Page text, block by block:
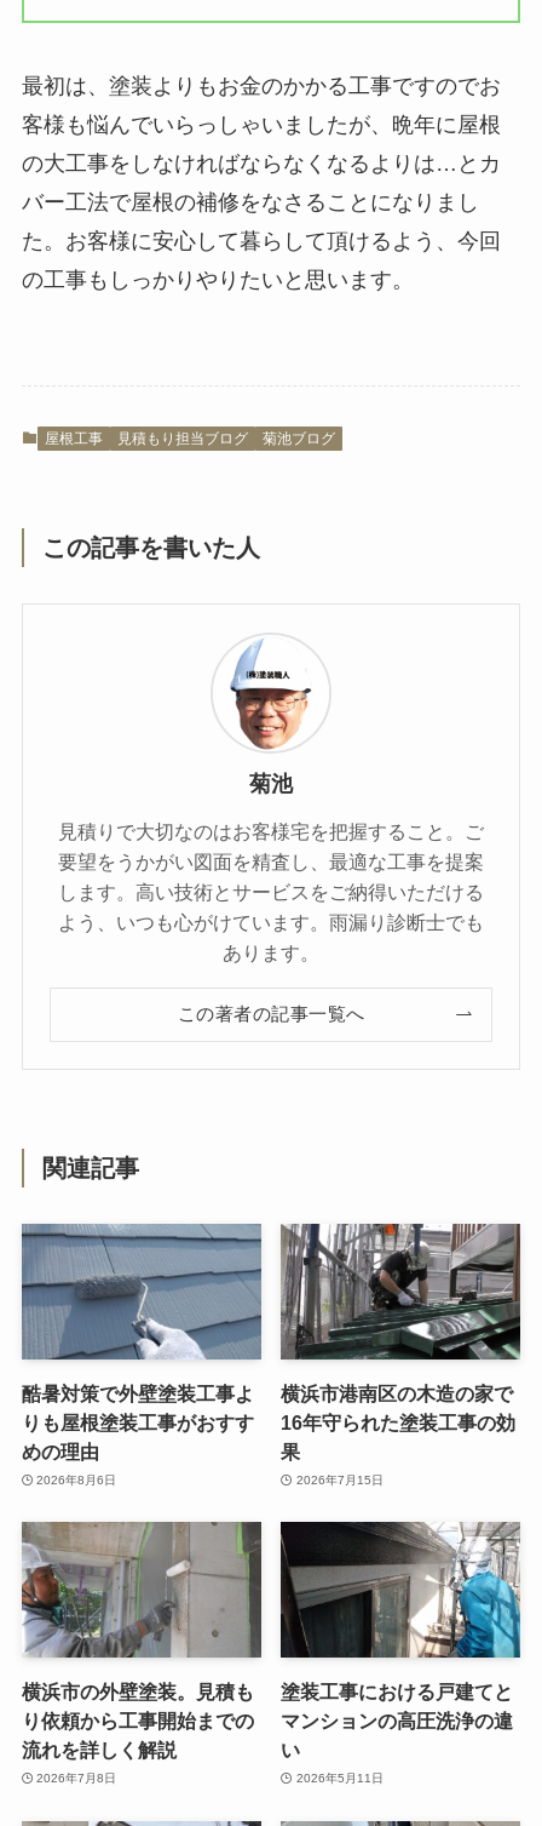
最初は、塗装よりもお金のかかる工事ですのでお
客様も悩んでいらっしゃいましたが、晩年に屋根
の大工事をしなければならなくなるよりは…とカ
バー工法で屋根の補修をなさることになりまし
た。お客様に安心して暮らして頂けるよう、今回
の工事もしっかりやりたいと思います。
屋根工事 見積もり担当ブログ 菊池ブログ
この記事を書いた人
菊池
見積りで大切なのはお客様宅を把握すること。ご
要望をうかがい図面を精査し、最適な工事を提案
します。高い技術とサービスをご納得いただける
よう、いつも心がけています。雨漏り診断士でも
あります。
この著者の記事一覧へ
関連記事
酷暑対策で外壁塗装工事よ
りも屋根塗装工事がおすす
めの理由
2026年8月6日
横浜市港南区の木造の家で
16年守られた塗装工事の効
果
2026年7月15日
横浜市の外壁塗装。見積も
り依頼から工事開始までの
流れを詳しく解説
2026年7月8日
塗装工事における戸建てと
マンションの高圧洗浄の違
い
2026年5月11日